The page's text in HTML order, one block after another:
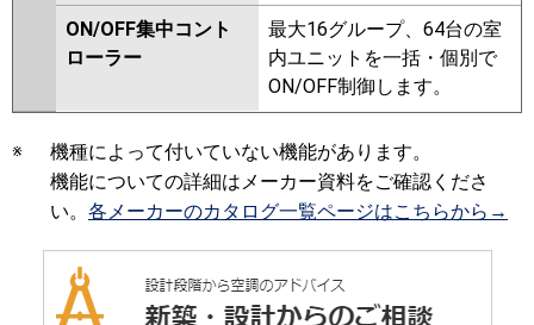
ON/OFF集中コント
ローラー
最大16グループ、64台の室
内ユニットを一括・個別で
ON/OFF制御します。
※
機種によって付いていない機能があります。
機能についての詳細はメーカー資料をご確認くださ
い。 各メーカーのカタログ一覧ページはこちらから→